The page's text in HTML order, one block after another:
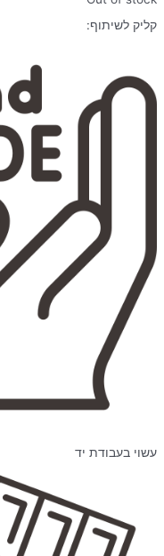
קליק לשיתוף:
עשוי בעבודת יד